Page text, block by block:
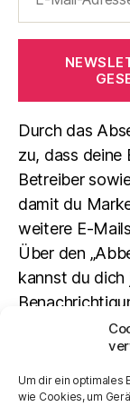
Um dir ein optimales
wie Cookies, um
Durch das
zu, dass deine
Betreiber
damit du
weitere E-
Über den
kannst du dich